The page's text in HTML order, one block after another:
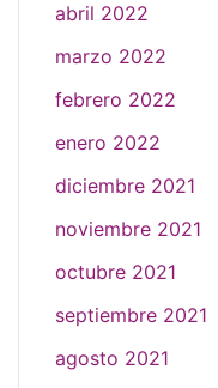
abril 2022
marzo 2022
febrero 2022
enero 2022
diciembre 2021
noviembre 2021
octubre 2021
septiembre 2021
agosto 2021